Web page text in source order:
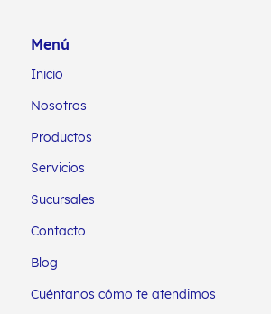
Menú
Inicio
Nosotros
Productos
Servicios
Sucursales
Contacto
Blog
Cuéntanos cómo te atendimos